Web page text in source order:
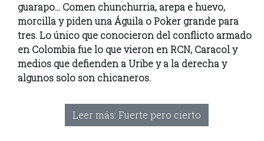
guarapo... Comen chunchurria, arepa e huevo,
morcilla y piden una Águila o Poker grande para
tres. Lo único que conocieron del conflicto armado
en Colombia fue lo que vieron en RCN, Caracol y
medios que defienden a Uribe y a la derecha y
algunos solo son chicaneros.
Leer más: Fuerte pero cierto